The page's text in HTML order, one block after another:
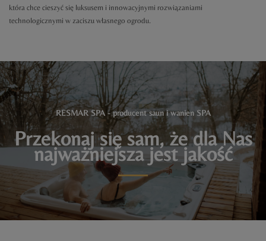
która chce cieszyć się luksusem i innowacyjnymi rozwiązaniami
technologicznymi w zaciszu własnego ogrodu.
RESMAR SPA - producent saun i wanien SPA
Przekonaj się sam, że dla Nas
najważniejsza jest jakość